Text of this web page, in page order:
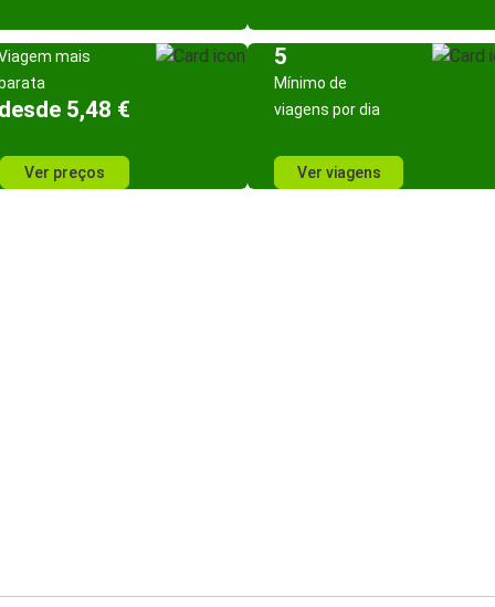
mais
5,48 €
Ver preços
5
Mínimo de
viagens por dia
Ver viagens